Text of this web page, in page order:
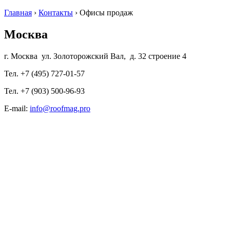
Главная › Контакты › Офисы продаж
Москва
г. Москва ул. Золоторожский Вал, д. 32 строение 4
Тел. +7 (495) 727-01-57
Тел. +7 (903) 500-96-93
E-mail: info@roofmag.pro